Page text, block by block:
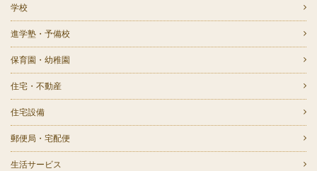
学校
進学塾・予備校
保育園・幼稚園
住宅・不動産
住宅設備
郵便局・宅配便
生活サービス